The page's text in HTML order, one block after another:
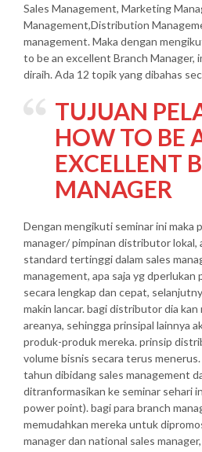
Sales Management, Marketing
Management,Distribution
management. Maka dengan
to be an excellent Branch Manager,
diraih. Ada 12 topik yang dibahas
TUJUAN
HOW TO BE
EXCELLENT
MANAGER
Dengan mengikuti seminar ini maka
manager/ pimpinan distributor lokal,
standard tertinggi dalam sales
management, apa saja yg dperlukan
secara lengkap dan cepat,
makin lancar. bagi distributor dia
areanya, sehingga prinsipal lainnya
produk-produk mereka. prinsip
volume bisnis secara terus
tahun dibidang sales management
ditranformasikan ke seminar sehari
power point). bagi para branch
memudahkan mereka untuk
manager dan national sales